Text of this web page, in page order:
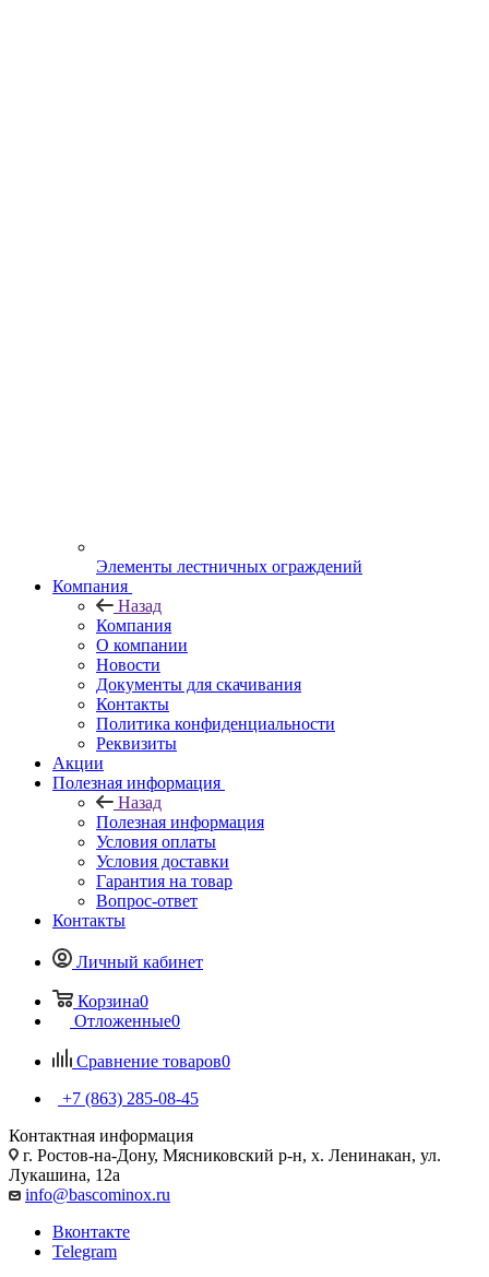
Элементы лестничных ограждений
Компания
Назад
Компания
О компании
Новости
Документы для скачивания
Контакты
Политика конфиденциальности
Реквизиты
Акции
Полезная информация
Назад
Полезная информация
Условия оплаты
Условия доставки
Гарантия на товар
Вопрос-ответ
Контакты
Личный кабинет
Корзина0
Отложенные0
Сравнение товаров0
+7 (863) 285-08-45
Контактная информация
г. Ростов-на-Дону, Мясниковский р-н, х. Ленинакан, ул.
Лукашина, 12а
info@bascominox.ru
Вконтакте
Telegram